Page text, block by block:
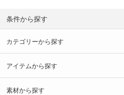
条件から探す
カテゴリーから探す
アイテムから探す
素材から探す